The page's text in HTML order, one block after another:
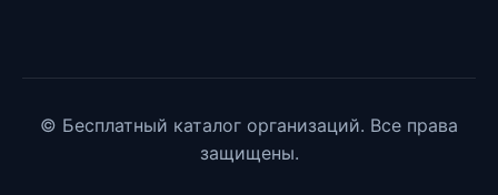
© Бесплатный каталог организаций. Все права
защищены.